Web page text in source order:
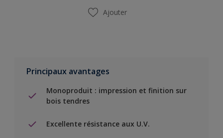
Ajouter
Principaux avantages
Monoproduit : impression et finition sur
bois tendres
Excellente résistance aux U.V.